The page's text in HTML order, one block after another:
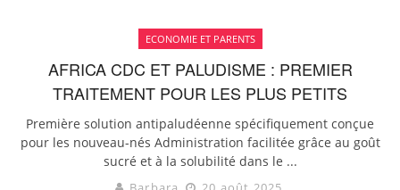
ECONOMIE ET PARENTS
AFRICA CDC ET PALUDISME : PREMIER
TRAITEMENT POUR LES PLUS PETITS
Première solution antipaludéenne spécifiquement conçue
pour les nouveau-nés Administration facilitée grâce au goût
sucré et à la solubilité dans le ...